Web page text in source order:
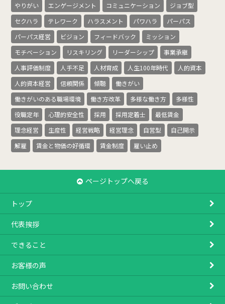
やりがい エンゲージメント コミュニケーション
ジョブ型
セクハラ
テレワーク ハラスメント パワハラ
パーパス
パーパス経営
ビジョン フィードバック
ミッション
モチベーション
リスキリング リーダーシップ
事業承継
人事評価制度
人手不足 人材育成 人生100年時代
人的資本
人的資本経営
信頼関係 傾聴
働きがい
働きがいのある職場環境
働き方改革 多様な働き方
多様性
役職定年
心理的安全性 採用 採用定着士
最低賃金
理念経営
生産性 経営戦略 経営理念 自営型
自己開示
解雇
賃金と物価の好循環 賃金制度 雇い止め
ページトップへ戻る
トップ
代表挨拶
できること
お客様の声
お問い合わせ